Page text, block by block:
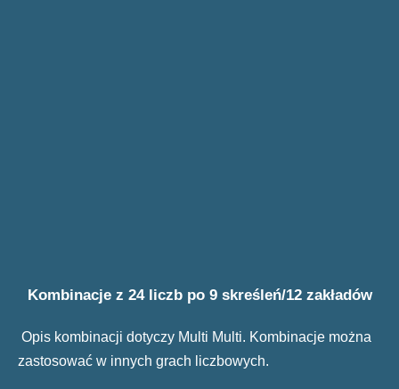
Kombinacje z 24 liczb po 9 skreśleń/12 zakładów
Opis kombinacji dotyczy Multi Multi. Kombinacje można
zastosować w innych grach liczbowych.